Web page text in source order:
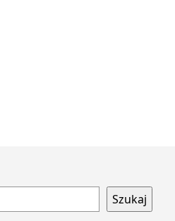
Szukaj